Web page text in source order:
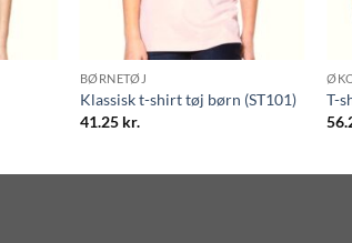
BØRNETØJ
Klassisk t-shirt tøj børn (ST101)
41.25 kr.
T-